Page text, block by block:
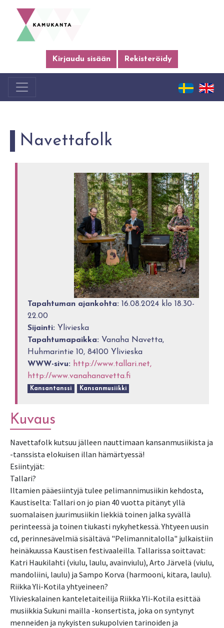
Kirjaudu sisään Rekisteröidy
Navettafolk
Tapahtuman ajankohta: 16.08.2024 klo 18.30-
22.00
Sijainti: Ylivieska
Tapahtumapaikka: Vanaha Navetta,
Huhmarintie 10, 84100 Ylivieska
WWW-sivu: http://www.tallari.net,
http://www.vanahanavetta.fi
Kansantanssi Kansanmusiikki
Kuvaus
Navettafolk kutsuu jälleen nauttimaan kansanmusiikista ja
-tanssista elokuisen illan hämärtyessä!
Esiintyjät:
Tallari?
Iltamien pääesiintyjä tulee pelimannimusiikin kehdosta,
Kaustiselta: Tallari on jo pian 40 vuotta pitänyt yllä
suomalaisen juurimusiikin liekkiä toinen jalka syvällä
perinteessä ja toinen tiukasti nykyhetkessä. Yhtyeen uusin
cd, perinnesävelmiä sisältävä "Pelimannitalolla" julkaistiin
heinäkuussa Kaustisen festivaaleilla. Tallarissa soittavat:
Katri Haukilahti (viulu, laulu, avainviulu), Arto Järvelä (viulu,
mandoliini, laulu) ja Sampo Korva (harmooni, kitara, laulu).
Riikka Yli-Kotila yhtyeineen?
Ylivieskalainen kanteletaiteilija Riikka Yli-Kotila esittää
musiikkia Sukuni mailla -konsertista, joka on syntynyt
menneiden ja nykyisten sukupolvien tarinoiden ja